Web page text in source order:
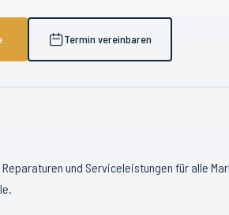
Termin vereinbaren
und Serviceleistungen für alle